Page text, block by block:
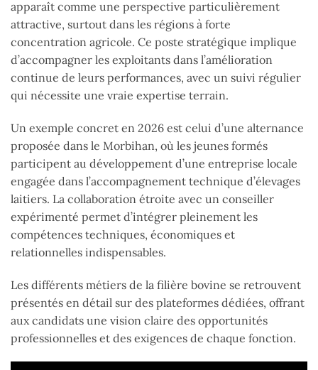
apparaît comme une perspective particulièrement
attractive, surtout dans les régions à forte
concentration agricole. Ce poste stratégique implique
d’accompagner les exploitants dans l’amélioration
continue de leurs performances, avec un suivi régulier
qui nécessite une vraie expertise terrain.
Un exemple concret en 2026 est celui d’une alternance
proposée dans le Morbihan, où les jeunes formés
participent au développement d’une entreprise locale
engagée dans l’accompagnement technique d’élevages
laitiers. La collaboration étroite avec un conseiller
expérimenté permet d’intégrer pleinement les
compétences techniques, économiques et
relationnelles indispensables.
Les différents métiers de la filière bovine se retrouvent
présentés en détail sur des plateformes dédiées, offrant
aux candidats une vision claire des opportunités
professionnelles et des exigences de chaque fonction.